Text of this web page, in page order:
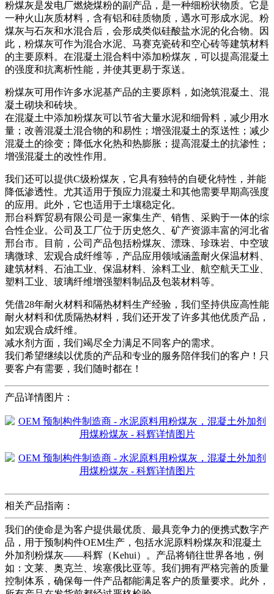
粉煤灰是发电厂燃烧煤粉的副产品，是一种细粉状物质。它是
一种火山灰质材料，含有铝和硅质物质，遇水可形成水泥。粉
煤灰与石灰和水混合后，会形成类似硅酸盐水泥的化合物。因
此，粉煤灰可作为混合水泥、马赛克瓷砖和空心砖等建筑材料
的主要原料。在混凝土混合料中添加粉煤灰，可以提高混凝土
的强度和抗离析性能，并使其更易于泵送。
粉煤灰可用作许多水泥基产品的主要原料，如浇筑混凝土、混
凝土砌块和砖块。
在混凝土中添加粉煤灰可以节省大量水泥和细骨料，减少用水
量；改善混凝土混合物的和易性；增强混凝土的泵送性；减少
混凝土的徐变；降低水化热和热膨胀；提高混凝土的抗渗性；
增强混凝土的改性作用。
我们还可以提供C级粉煤灰，它具有独特的自硬化特性，并能
降低渗透性。尤其适用于预应力混凝土和其他需要早期高强度
的应用。此外，它也适用于土壤稳定化。
邢台科辉贸易有限公司是一家集生产、销售、采购于一体的综
合性企业。公司及工厂位于历史悠久、矿产资源丰富的河北省
邢台市。目前，公司产品包括粉煤灰、漂珠、珍珠岩、中空玻
璃微球、宏观合成纤维等，产品应用领域涵盖耐火保温材料、
建筑材料、石油工业、保温材料、涂料工业、航空航天工业、
塑料工业、玻璃纤维增​​强塑料制品及包装材料等。
凭借28年耐火材料和隔热材料生产经验，我们坚持供应高性能
耐火材料和优质隔热材料，我们还开发了许多其他优质产品，
如宏观合成纤维。
减水剂方面，我们竭尽全力满足不同客户的需求。
我们希望继续以优质的产品和专业的服务陪伴我们的客户！只
要客户有需要，我们随时都在！
产品详情图片：
相关产品指南：
我们的使命是为客户提供最优质、最具竞争力的便携式数字产
品，用于预制构件OEM生产，包括水泥原料粉煤灰和混凝土
外加剂粉煤灰——科辉（Kehui）。产品将销往世界各地，例
如：文莱、奥克兰、埃塞俄比亚等。我们拥有严格完善的质量
控制体系，确保每一件产品都能满足客户的质量要求。此外，